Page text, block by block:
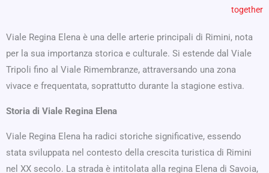
together
Viale Regina Elena è una delle arterie principali di Rimini, nota
per la sua importanza storica e culturale. Si estende dal Viale
Tripoli fino al Viale Rimembranze, attraversando una zona
vivace e frequentata, soprattutto durante la stagione estiva.
Storia di Viale Regina Elena
Viale Regina Elena ha radici storiche significative, essendo
stata sviluppata nel contesto della crescita turistica di Rimini
nel XX secolo. La strada è intitolata alla regina Elena di Savoia,